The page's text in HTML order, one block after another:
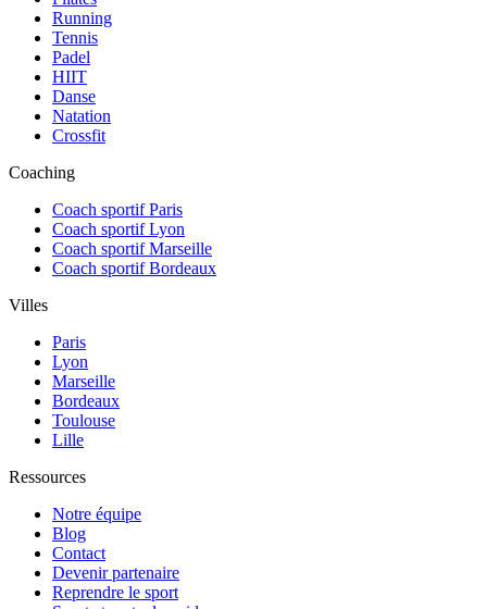
Running
Tennis
Padel
HIIT
Danse
Natation
Crossfit
Coaching
Coach sportif Paris
Coach sportif Lyon
Coach sportif Marseille
Coach sportif Bordeaux
Villes
Paris
Lyon
Marseille
Bordeaux
Toulouse
Lille
Ressources
Notre équipe
Blog
Contact
Devenir partenaire
Reprendre le sport